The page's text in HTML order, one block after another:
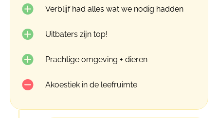
Verblijf had alles wat we nodig hadden
Uitbaters zijn top!
Prachtige omgeving + dieren
Akoestiek in de leefruimte